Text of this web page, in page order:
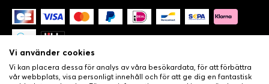
Vi använder cookies
Vi kan placera dessa för analys av våra besökardata, för att förbättra
vår webbplats, visa personligt innehåll och för att ge dig en fantastisk